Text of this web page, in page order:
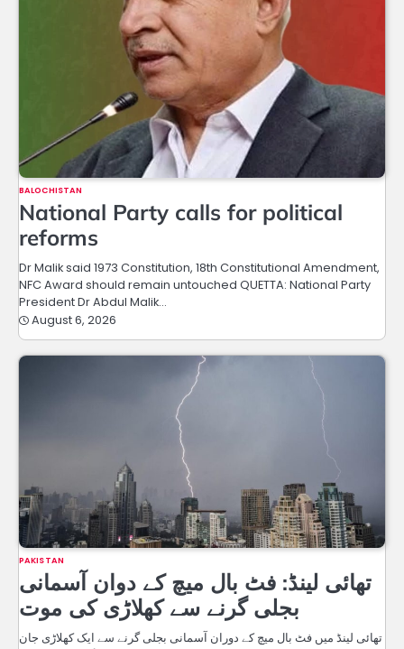
BALOCHISTAN
National Party calls for political
reforms
Dr Malik said 1973 Constitution, 18th Constitutional Amendment,
NFC Award should remain untouched QUETTA: National Party
President Dr Abdul Malik…
August 6, 2026
PAKISTAN
تھائی لینڈ: فٹ بال میچ کے دوان آسمانی
بجلی گرنے سے کھلاڑی کی موت
تھائی لینڈ میں فٹ بال میچ کے دوران آسمانی بجلی گرنے سے ایک کھلاڑی جان